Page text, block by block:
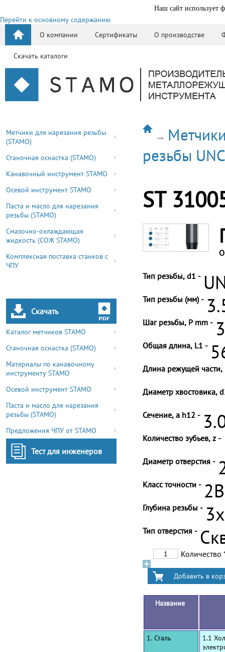
Наш сайт использует
Перейти к основному содержанию
О компании
Сертификаты О производстве
Скачать каталоги
Метчики для нарезания резьбы
(STAMO)
Станочная оснастка (STAMO)
Канавочный инструмент STAMO
Осевой инструмент STAMO
Паста и масло для нарезания
резьбы (STAMO)
Смазочно-охлаждающая
жидкость (СОЖ STAMO)
Комплексная поставка станков с
ЧПУ
Скачать
Каталог метчиков STAMO
Станочная оснастка (STAMO)
Материалы по канавочному
инструменту STAMO
Осевой инструмент STAMO
Паста и масло для нарезания
резьбы (STAMO)
Предложения ЧПУ от STAMO
Тест для инженеров
резьбы UNC
ST
Тип резьбы, d1 -
Тип резьбы (мм) -
Шаг резьбы, P mm -
Общая длина, L1 -
Длина режущей части,
Диаметр хвостовика,
Сечение, a h12 -
Количество зубьев, z -
Диаметр отверстия -
Класс точности - 2B
Глубина резьбы -
Тип отверстия -
Количество
Название
1. Сталь
1.1